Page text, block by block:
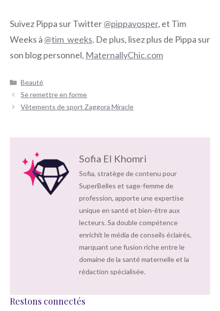
Suivez Pippa sur Twitter@pippavosper, et Tim
Weeks à @tim_weeks. De plus, lisez plus de Pippa sur
son blog personnel, MaternallyChic.com
Catégories
Beauté
Navigation
des
Se remettre en forme
Vêtements de sport Zaggora Miracle
Sofia El Khomri
Sofia, stratège de contenu pour
SuperBelles et sage-femme de
profession, apporte une expertise
unique en santé et bien-être aux
lecteurs. Sa double compétence
enrichit le média de conseils éclairés,
marquant une fusion riche entre le
domaine de la santé maternelle et la
rédaction spécialisée.
Restons connectés